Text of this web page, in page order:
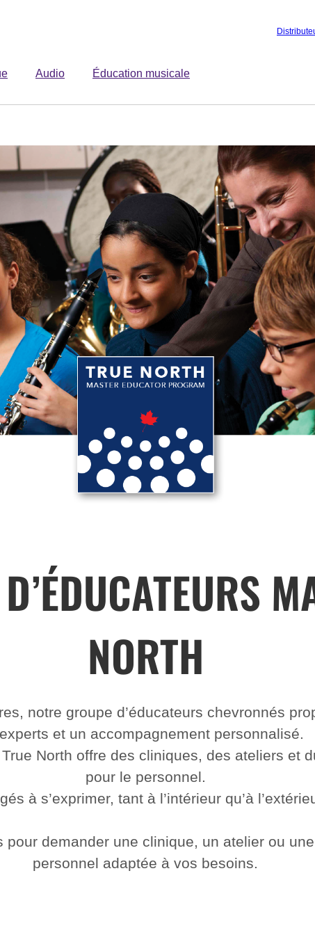
Audio Éducation musicale
NORTH
notre groupe d’éducateurs chevronnés
et un accompagnement personnalisé.
North offre des cliniques, des ateliers et
pour le personnel.
à s’exprimer, tant à l’intérieur qu’à
demander une clinique, un atelier ou
personnel adaptée à vos besoins.